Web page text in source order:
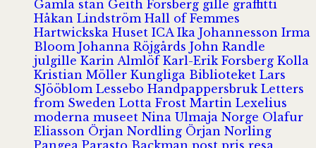
Gamla stan Geith Forsberg gille graffitti
Håkan Lindström Hall of Femmes
Hartwickska Huset ICA Ika Johannesson Irma
Bloom Johanna Röjgårds John Randle
julgille Karin Almlöf Karl-Erik Forsberg Kolla
Kristian Möller Kungliga Biblioteket Lars
SJööblom Lessebo Handpappersbruk Letters
from Sweden Lotta Frost Martin Lexelius
moderna museet Nina Ulmaja Norge Olafur
Eliasson Örjan Nordling Örjan Norling
Pangea Parasto Backman post pris resa